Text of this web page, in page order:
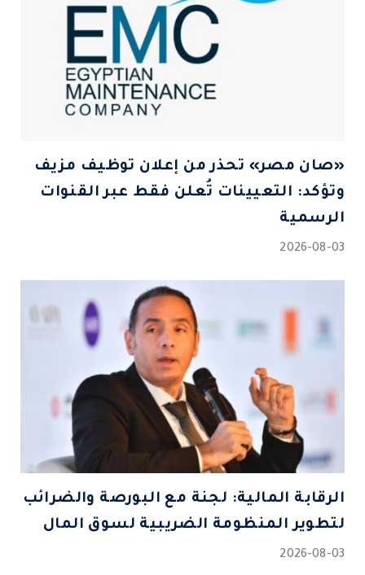
«صان مصر» تحذر من إعلان توظيف مزيف
وتؤكد: التعيينات تُعلن فقط عبر القنوات
الرسمية
2026-08-03
الرقابة المالية: لجنة مع البورصة والضرائب
لتطوير المنظومة الضريبية لسوق المال
2026-08-03